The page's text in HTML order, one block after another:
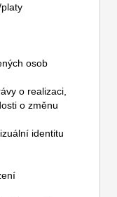
osob
o realizaci,
o změnu
identitu